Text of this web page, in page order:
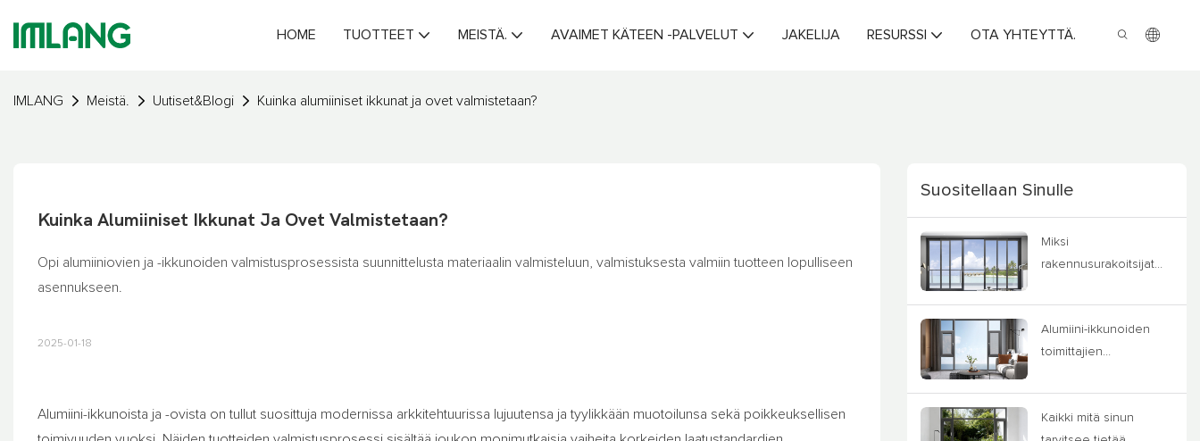
HOME TUOTTEET MEISTÄ. AVAIMET KÄTEEN -PALVELUT JAKELIJA RESURSSI OTA YHTEYTTÄ.
IMLANG Meistä. Uutiset&Blogi Kuinka alumiiniset ikkunat ja ovet valmistetaan?
Kuinka Alumiiniset Ikkunat Ja Ovet Valmistetaan?
Opi alumiiniovien ja -ikkunoiden valmistusprosessista suunnittelusta materiaalin valmisteluun, valmistuksesta valmiin tuotteen lopulliseen
asennukseen.
2025-01-18
Alumiini-ikkunoista ja -ovista on tullut suosittuja modernissa arkkitehtuurissa lujuutensa ja tyylikkään muotoilunsa sekä poikkeuksellisen
Suositellaan Sinulle
Miksi
rakennusurakoitsijat
alumiini-ikkunan ja -
oven
Alumiini-ikkunoiden
toimittajien
ratkaisujen edut
Kaikki mitä sinun